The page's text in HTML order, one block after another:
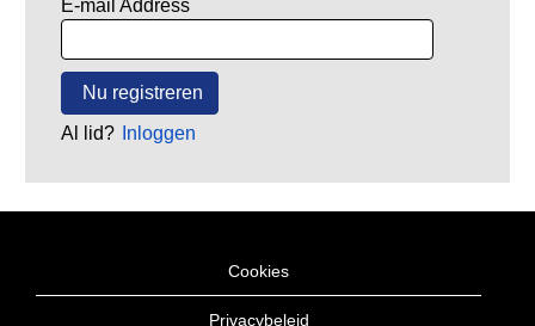
E-mail Address
Al lid? Inloggen
Cookies
Privacybeleid